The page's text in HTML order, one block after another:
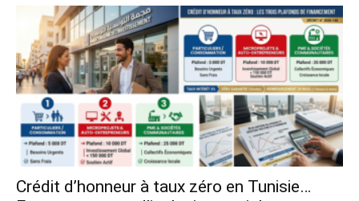
Crédit d’honneur à taux zéro en Tunisie…